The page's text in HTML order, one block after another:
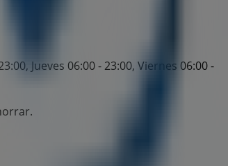
Jueves 06:00 - 23:00, Viernes 06:00 -